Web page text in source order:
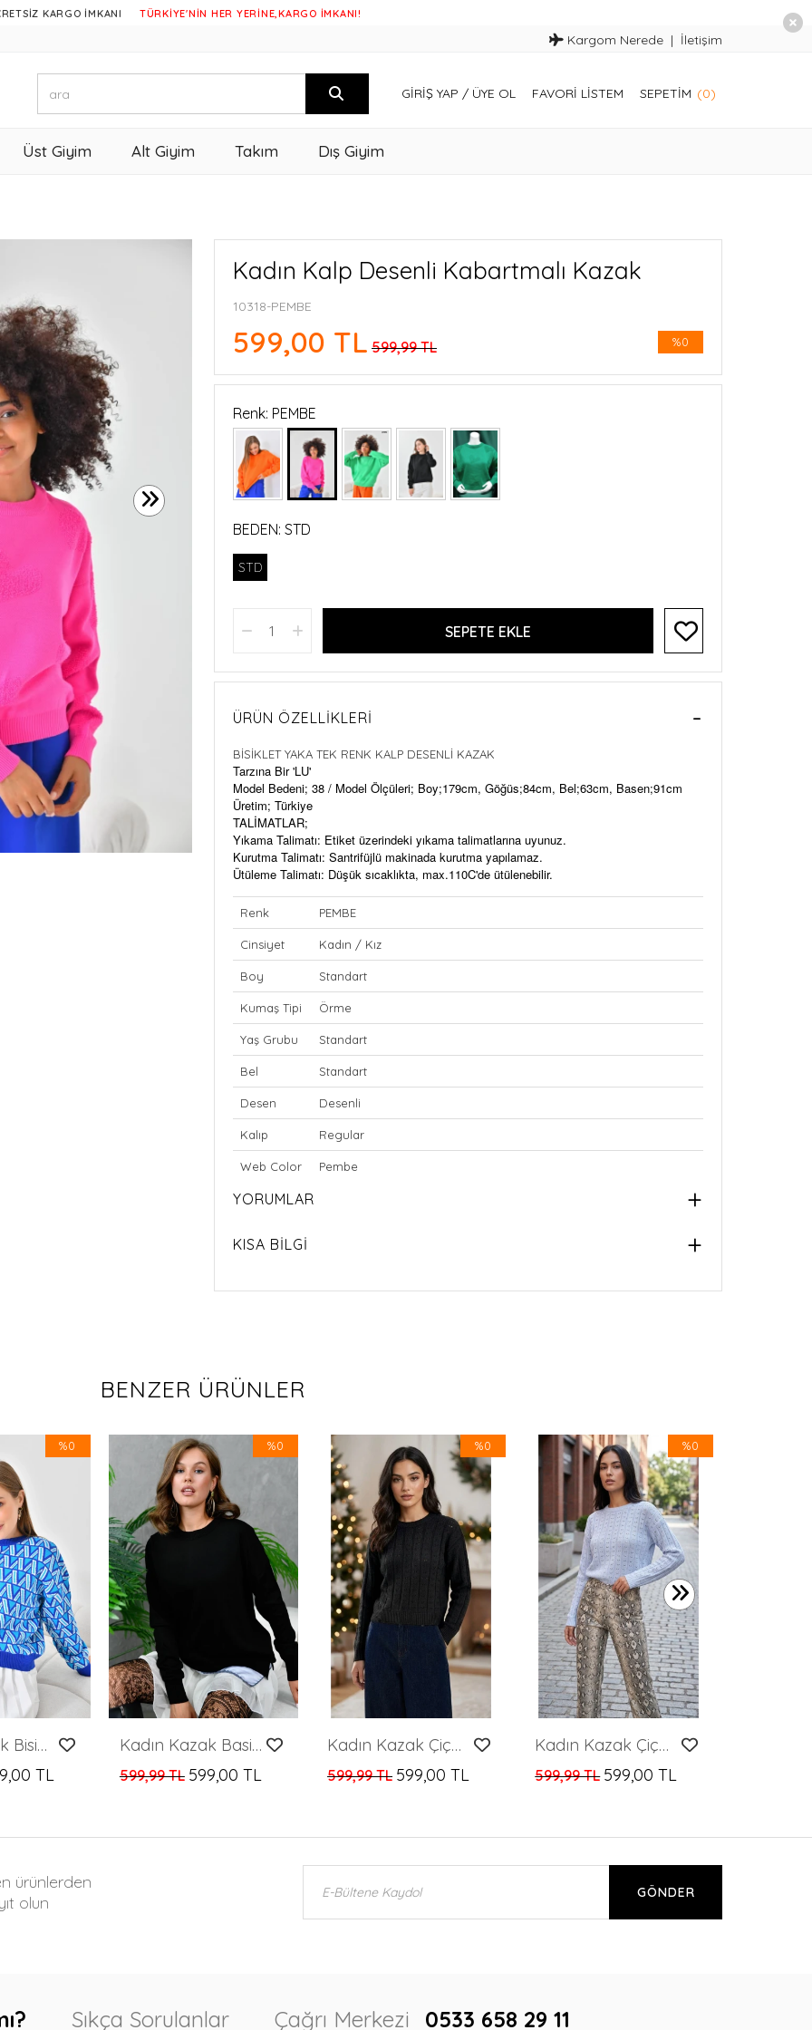
İMKANI TÜRKİYE'NİN HER YERİNE,KARGO İMKANI!
Kargom Nerede İletişim
GIRIŞ YAP / ÜYE OL FAVORI LISTEM SEPETIM (0)
Üst Giyim Alt Giyim Takım Dış Giyim
Kadın Kalp Desenli Kabartmalı Kazak
10318-PEMBE
%0
599,00 TL 599,99 TL
Renk: PEMBE
BEDEN: STD
STD
SEPETE EKLE
ÜRÜN ÖZELLIKLERI
BİSİKLET YAKA TEK RENK KALP DESENLİ KAZAK
Tarzına Bir 'LU'
Model Bedeni; 38 / Model Ölçüleri; Boy;179cm, Göğüs;84cm, Bel;63cm, Basen;91cm
Üretim; Türkiye
TALİMATLAR;
Yıkama Talimatı: Etiket üzerindeki yıkama talimatlarına uyunuz.
Kurutma Talimatı: Santrifüjlü makinada kurutma yapılamaz.
Ütüleme Talimatı: Düşük sıcaklıkta, max.110C'de ütülenebilir.
Renk PEMBE
Cinsiyet Kadın / Kız
Boy Standart
Kumaş Tipi Örme
Yaş Grubu Standart
Bel Standart
Desen Desenli
Kalıp Regular
Web Color Pembe
YORUMLAR
KISA BİLGİ
BENZER ÜRÜNLER
%0
Kadın Kazak Bisiklet Yaka Desenli Kadın Kazak Saks - 224503
TL
%0
Kadın Kazak Basic Bisiklet Yaka Kazak Kadın Kazak Siyah - 10245
599,99 TL 599,00 TL
%0
Kadın Kazak Çiçek Desenli Delikli Kazak Kadın Kazak
599,99 TL 599,00 TL
%0
Kadın Kazak Çiçek Desenli Delikli Kazak Kadın Kazak
599,99 TL 599,00 TL
ürünlerden
olun
GÖNDER
Sıkça Sorulanlar Çağrı Merkezi 0533 658 29 11